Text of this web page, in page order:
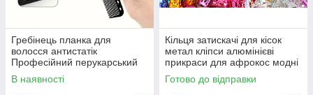
Гребінець планка для
волосся антистатік
Професійний перукарський
гребінець для стрижки
чорний карбон термо
В наявності
Кільця затискачі для кісок
метал кліпси алюмінієві
прикраси для афрокос модні
аксесуари для зачісок дред
Готово до відправки